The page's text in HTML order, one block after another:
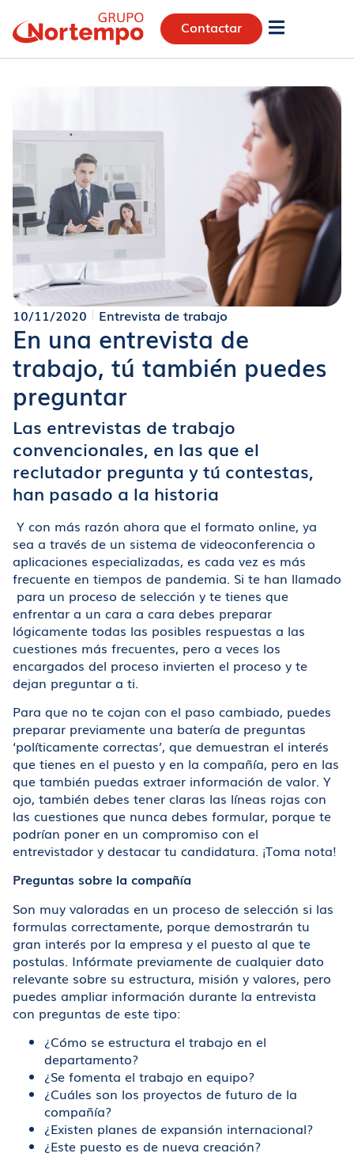
Contactar
10/11/2020 Entrevista de trabajo
En una entrevista de
trabajo, tú también puedes
preguntar
Las entrevistas de trabajo
convencionales, en las que el
reclutador pregunta y tú contestas,
han pasado a la historia
Y con más razón ahora que el formato online, ya
sea a través de un sistema de videoconferencia o
aplicaciones especializadas, es cada vez es más
frecuente en tiempos de pandemia. Si te han llamado
para un proceso de selección y te tienes que
enfrentar a un cara a cara debes preparar
lógicamente todas las posibles respuestas a las
cuestiones más frecuentes, pero a veces los
encargados del proceso invierten el proceso y te
dejan preguntar a ti.
Para que no te cojan con el paso cambiado, puedes
preparar previamente una batería de preguntas
‘políticamente correctas’, que demuestran el interés
que tienes en el puesto y en la compañía, pero en las
que también puedas extraer información de valor. Y
ojo, también debes tener claras las líneas rojas con
las cuestiones que nunca debes formular, porque te
podrían poner en un compromiso con el
entrevistador y destacar tu candidatura. ¡Toma nota!
Preguntas sobre la compañía
Son muy valoradas en un proceso de selección si las
formulas correctamente, porque demostrarán tu
gran interés por la empresa y el puesto al que te
postulas. Infórmate previamente de cualquier dato
relevante sobre su estructura, misión y valores, pero
puedes ampliar información durante la entrevista
con preguntas de este tipo:
¿Cómo se estructura el trabajo en el
departamento?
¿Se fomenta el trabajo en equipo?
¿Cuáles son los proyectos de futuro de la
compañía?
¿Existen planes de expansión internacional?
¿Este puesto es de nueva creación?